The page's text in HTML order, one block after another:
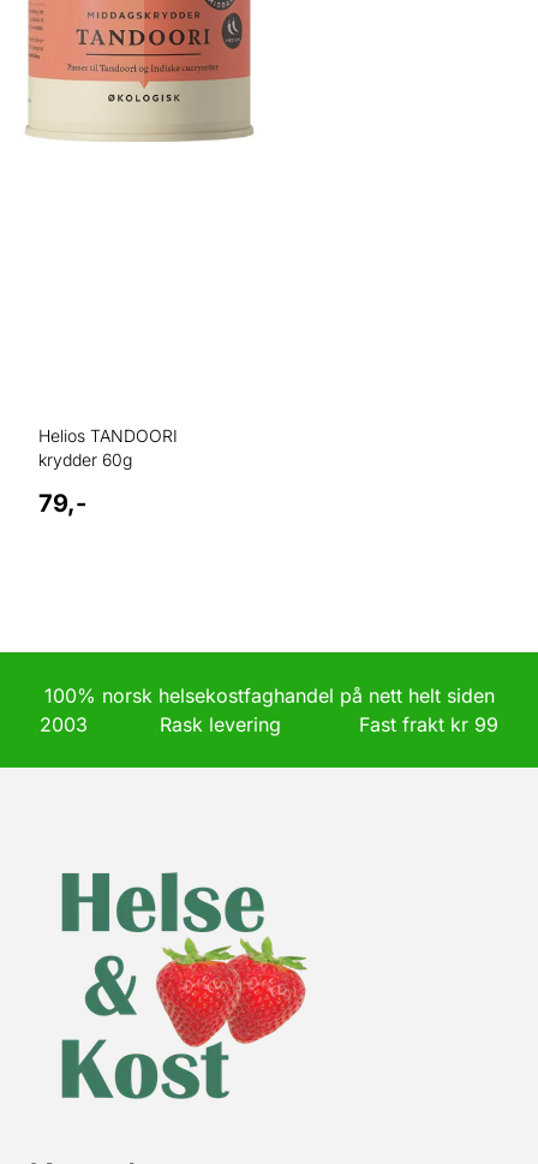
Helios TANDOORI
krydder 60g
79,-
100% norsk helsekostfaghandel på nett helt siden
2003 Rask levering Fast frakt kr 99